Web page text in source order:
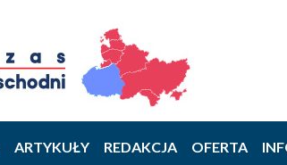
ARTYKUŁY REDAKCJA OFERTA